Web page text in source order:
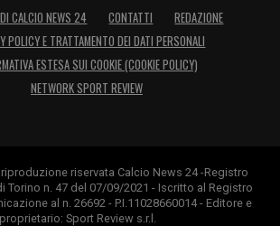
CALCIO NEWS 24 CONTATTI
REDAZIONE
POLICY E TRATTAMENTO DEI DATI PERSONALI
ESTESA SUI COOKIE (COOKIE POLICY)
NETWORK SPORT REVIEW
riservata Calcio News 24 -Registro
Torino n. 47 del 07/09/2021 - Iscritto al Registro
al n. 26692 - P.I.11028660014 - Editore e
proprietario: Sport Review s.r.l.